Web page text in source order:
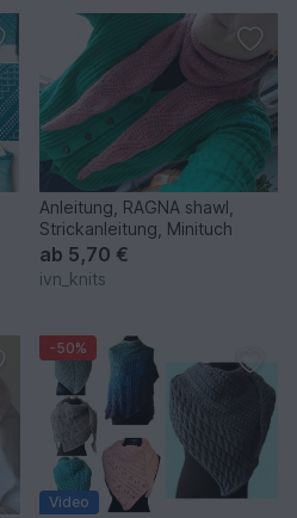
Anleitung, RAGNA shawl,
Strickanleitung, Minituch
ab 5,70 €
ivn_knits
-50%
Video